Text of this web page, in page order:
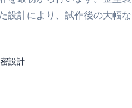
設計により、試作後の大幅な
設計